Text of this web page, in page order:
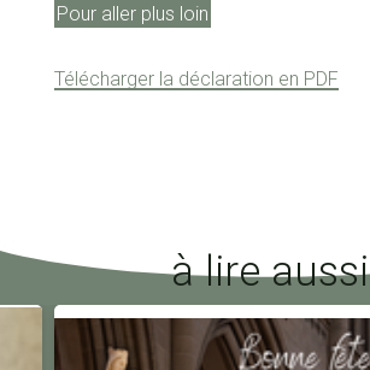
Pour aller plus loin
Télécharger la déclaration en PDF
à lire aussi